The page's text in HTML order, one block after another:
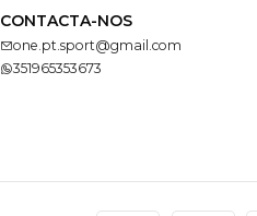
CONTACTA-NOS
one.pt.sport@gmail.com
351965353673